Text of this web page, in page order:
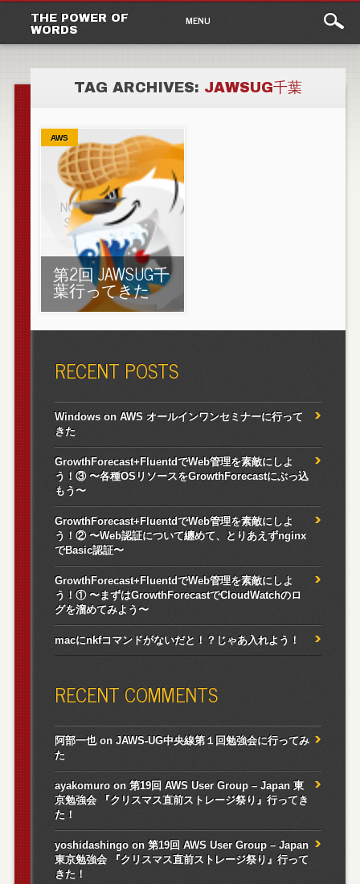
THE POWER OF
WORDS
Main
menu
MENU
TAG ARCHIVES: JAWSUG千葉
AWS
第2回 JAWSUG千
葉行ってきた
RECENT POSTS
Windows on AWS オールインワンセミナーに行って
きた
GrowthForecast+FluentdでWeb管理を素敵にしよ
う！③ 〜各種OSリソースをGrowthForecastにぶっ込
もう〜
GrowthForecast+FluentdでWeb管理を素敵にしよ
う！② 〜Web認証について纏めて、とりあえずnginx
でBasic認証〜
GrowthForecast+FluentdでWeb管理を素敵にしよ
う！① 〜まずはGrowthForecastでCloudWatchのロ
グを溜めてみよう〜
macにnkfコマンドがないだと！？じゃあ入れよう！
RECENT COMMENTS
阿部一也onJAWS-UG中央線第１回勉強会に行ってみ
た
ayakomuroon第19回 AWS User Group – Japan 東
京勉強会 『クリスマス直前ストレージ祭り』行ってき
た！
yoshidashingoon第19回 AWS User Group – Japan
東京勉強会 『クリスマス直前ストレージ祭り』行って
きた！